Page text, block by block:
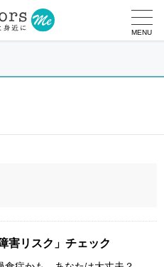
MENU
害リスク」チェック